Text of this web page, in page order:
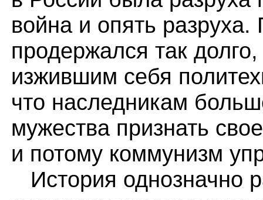
война и опять
продержался так
изжившим себя
что наследникам
мужества признать
и потому коммунизм
История однозначно